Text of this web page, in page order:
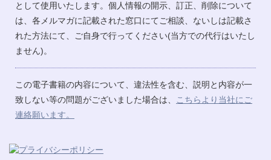
として使用いたします。個人情報の開示、訂正、削除について
は、各メルマガに記載された窓口にてご相談、ないしは記載さ
れた方法にて、ご自身で行ってください(当方での代行はいたし
ません)。
この電子書籍の内容について、違法性を含む、説明と内容が一
致しない等の問題がございました場合は、
こちらより当社にご
連絡願います。